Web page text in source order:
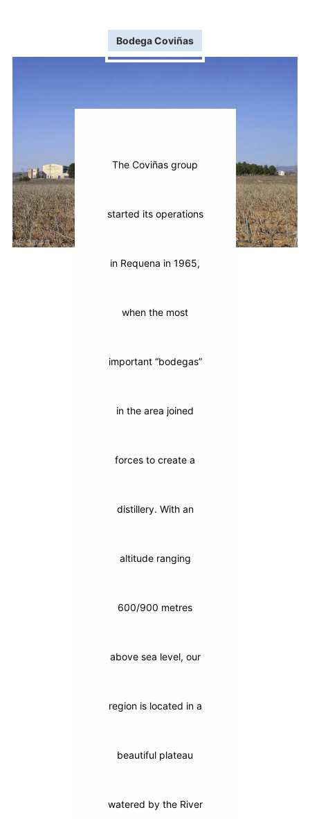
Bodega Coviñas
The Coviñas group
started its operations
in Requena in 1965,
when the most
important “bodegas”
in the area joined
forces to create a
distillery. With an
altitude ranging
600/900 metres
above sea level, our
region is located in a
beautiful plateau
watered by the River